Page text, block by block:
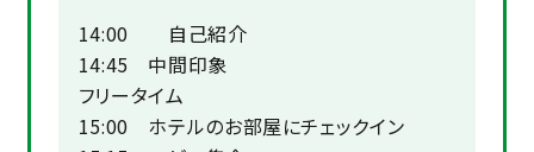
14:00 自己紹介
14:45 中間印象
フリータイム
15:00 ホテルのお部屋にチェックイン